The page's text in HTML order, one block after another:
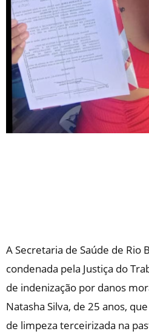
A Secretaria de Saúde de Rio
condenada pela Justiça do
de indenização por danos
Natasha Silva, de 25 anos,
de limpeza terceirizada na